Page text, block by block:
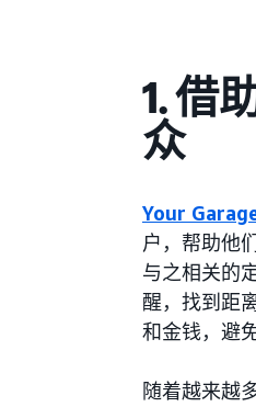
1. 借
众
Your
户，帮助他
与之相关的
醒，找到距
和金钱，避
随着越来越